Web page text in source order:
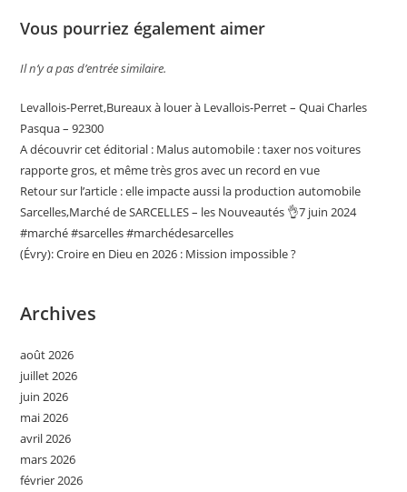
Vous pourriez également aimer
Il n’y a pas d’entrée similaire.
Levallois-Perret,Bureaux à louer à Levallois-Perret – Quai Charles
Pasqua – 92300
A découvrir cet éditorial : Malus automobile : taxer nos voitures
rapporte gros, et même très gros avec un record en vue
Retour sur l’article : elle impacte aussi la production automobile
Sarcelles,Marché de SARCELLES – les Nouveautés 👌7 juin 2024
#marché #sarcelles #marchédesarcelles
(Évry): Croire en Dieu en 2026 : Mission impossible ?
Archives
août 2026
juillet 2026
juin 2026
mai 2026
avril 2026
mars 2026
février 2026